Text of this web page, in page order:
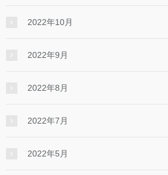
2022年10月
2022年9月
2022年8月
2022年7月
2022年5月